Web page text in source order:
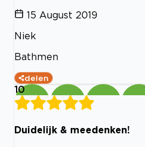
15 August 2019
Niek
Bathmen
delen
10
Duidelijk & meedenken!